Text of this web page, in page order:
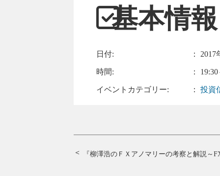
基本情報
日付: ： 2017
時間: ：
イベントカテゴリー: ：投資